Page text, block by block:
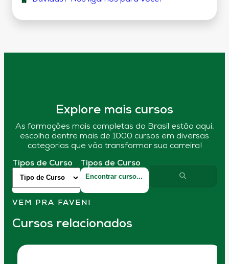
Explore mais cursos
As formações mais completas do Brasil estão aqui,
escolha dentre mais de 1000 cursos em diversas
categorias que vão transformar sua carreira!
Tipos de Curso Tipos de Curso
VEM PRA FAVENI
Cursos relacionados